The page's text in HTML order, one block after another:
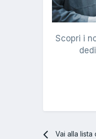
Scopri i
Vai alla lista